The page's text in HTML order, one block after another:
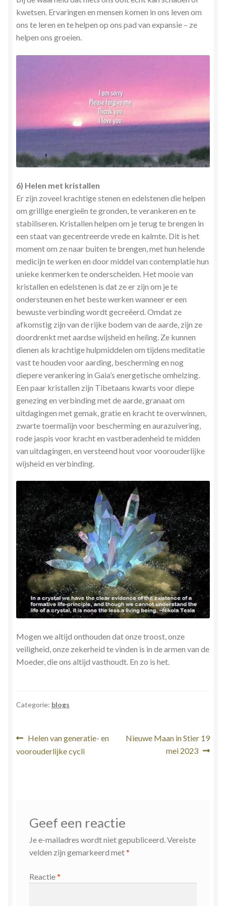
kwetsen. Ervaringen en mensen komen in ons leven om
ons te leren en te helpen op ons pad van expansie – ze
helpen ons groeien.
6) Helen met kristallen
Er zijn zoveel krachtige stenen en edelstenen die helpen
om grillige energieën te gronden, te verankeren en te
stabiliseren. Kristallen helpen om je terug te brengen in
een staat van gecentreerde vrede en kalmte. Dit is het
moment om ze naar buiten te brengen, met hun helende
medicijn te werken en door middel van contemplatie hun
unieke kenmerken te onderscheiden. Het mooie van
kristallen en edelstenen is dat ze er zijn om je te
ondersteunen en het beste werken wanneer er een
bewuste verbinding wordt gecreëerd. Omdat ze
afkomstig zijn van de rijke bodem van de aarde, zijn ze
doordrenkt met aardse wijsheid en heling. Ze kunnen
dienen als krachtige hulpmiddelen om tijdens meditatie
vast te houden voor aarding, bescherming en nog
diepere verankering in Gaia’s energetische omhelzing.
Een paar kristallen zijn Tibetaans kwarts voor diepe
genezing en verbinding met de aarde, granaat om
uitdagingen met gemak, gratie en kracht te overwinnen,
zwarte toermalijn voor bescherming en aurazuivering,
rode jaspis voor kracht en vastberadenheid te midden
van uitdagingen, en versteend hout voor voorouderlijke
wijsheid en verbinding.
Mogen we altijd onthouden dat onze troost, onze
veiligheid, onze zekerheid te vinden is in de armen van de
Moeder, die ons altijd vasthoudt. En zo is het.
Categorie: blogs
Bericht
navigatie
Vorig
bericht:
Helen van generatie- en
voorouderlijke cycli
Volgend
Nieuwe Maan in Stier 19
mei 2023
Geef een reactie
Je e-mailadres wordt niet gepubliceerd.Vereiste
velden zijn gemarkeerd met*
Reactie*